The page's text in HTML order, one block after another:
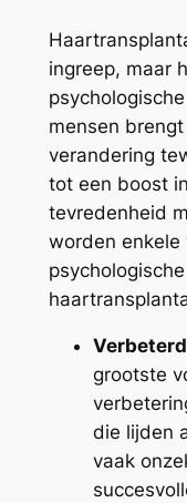
ingreep, maar
mensen
verandering
tot een boost
tevredenheid
worden enkele
grootste
die lijden
vaak